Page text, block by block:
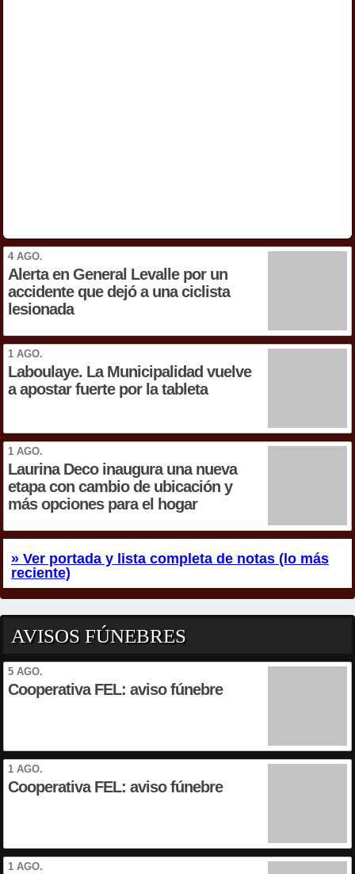
4 AGO.
Alerta en General Levalle por un
accidente que dejó a una ciclista
lesionada
1 AGO.
Laboulaye. La Municipalidad vuelve
a apostar fuerte por la tableta
1 AGO.
Laurina Deco inaugura una nueva
etapa con cambio de ubicación y
más opciones para el hogar
» Ver portada y lista completa de notas (lo más
reciente)
AVISOS FÚNEBRES
5 AGO.
Cooperativa FEL: aviso fúnebre
1 AGO.
Cooperativa FEL: aviso fúnebre
1 AGO.